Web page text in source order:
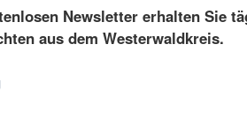
Newsletter erhalten Sie
aus dem Westerwaldkreis.